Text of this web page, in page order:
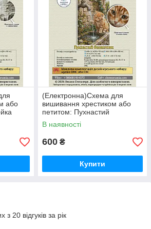
або
(Електронна)Схема для
вишивання хрестиком або
петитом: Пухнастий
бешкетник
В наявності
600 ₴
Купити
20 відгуків за рік